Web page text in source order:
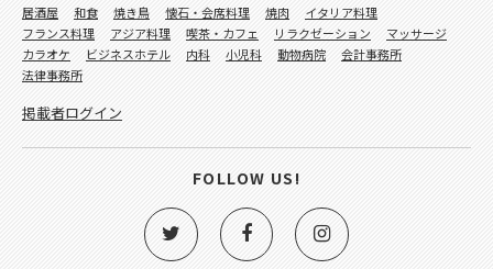
居酒屋 和食 焼き鳥 懐石・会席料理 焼肉
イタリア料理
フランス料理
アジア料理 喫茶・カフェ リラクゼーション
マッサージ
カラオケ
ビジネスホテル 内科 小児科 動物病院
会計事務所
法律事務所
掲載者ログイン
FOLLOW US!